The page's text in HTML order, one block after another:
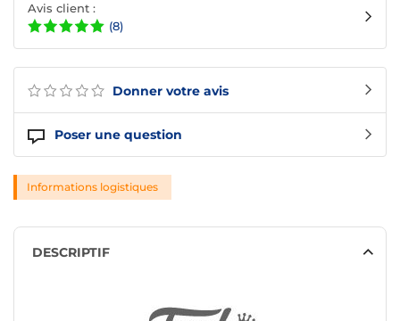
Donner votre avis
Poser une question
Avis client :
(8)
Informations logistiques
DESCRIPTIF